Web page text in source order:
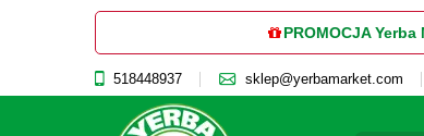
PROMOCJA
518448937 sklep@yerbamarket.com